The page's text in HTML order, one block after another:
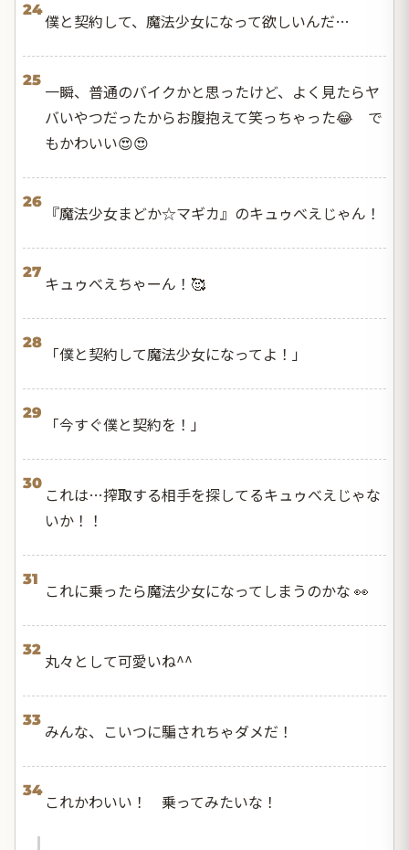
24
僕と契約して、魔法少女になって欲しいんだ…
25
一瞬、普通のバイクかと思ったけど、よく見たらヤ
バいやつだったからお腹抱えて笑っちゃった😂 で
もかわいい😍😍
26
『魔法少女まどか☆マギカ』のキュゥべえじゃん！
27
キュゥべえちゃーん！🥰
28
「僕と契約して魔法少女になってよ！」
29
「今すぐ僕と契約を！」
30
これは…搾取する相手を探してるキュゥべえじゃな
いか！！
31
これに乗ったら魔法少女になってしまうのかな 👀
32
丸々として可愛いね^^
33
みんな、こいつに騙されちゃダメだ！
34
これかわいい！ 乗ってみたいな！